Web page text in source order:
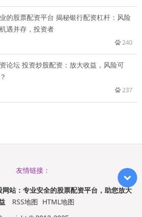
的股票配资平台 揭秘银行配资杠杆：风险
遇并存，投资者
240
论坛 投资炒股配资：放大收益，风险可
237
友情链接：
网站：专业安全的股票配资平台，助您放大
RSS地图 HTML地图